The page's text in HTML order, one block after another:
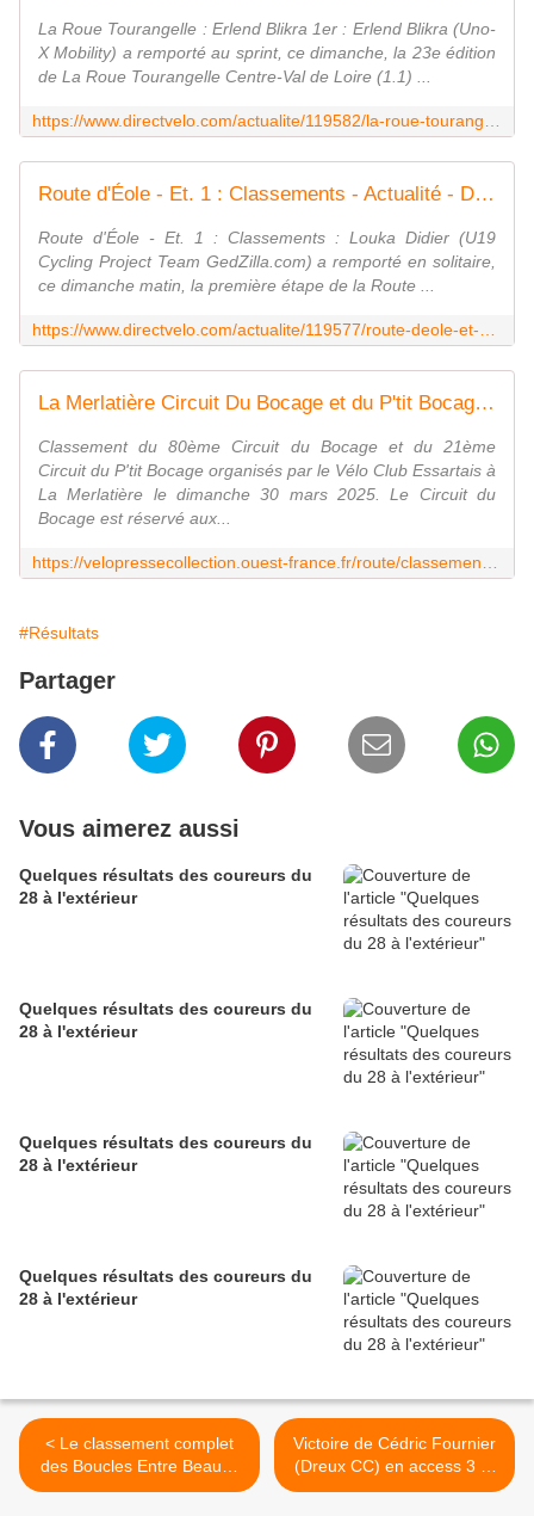
La Roue Tourangelle : Erlend Blikra 1er : Erlend Blikra (Uno-
X Mobility) a remporté au sprint, ce dimanche, la 23e édition
de La Roue Tourangelle Centre-Val de Loire (1.1) ...
Route d'Éole - Et. 1 : Classements - Actualité - DirectVelo
Route d'Éole - Et. 1 : Classements : Louka Didier (U19
Cycling Project Team GedZilla.com) a remporté en solitaire,
ce dimanche matin, la première étape de la Route ...
La Merlatière Circuit Du Bocage et du P'tit Bocage 30 mars 2025 classement
Classement du 80ème Circuit du Bocage et du 21ème
Circuit du P'tit Bocage organisés par le Vélo Club Essartais à
La Merlatière le dimanche 30 mars 2025. Le Circuit du
Bocage est réservé aux...
#Résultats
Partager
Vous aimerez aussi
Quelques résultats des coureurs du
28 à l'extérieur
Quelques résultats des coureurs du
28 à l'extérieur
Quelques résultats des coureurs du
28 à l'extérieur
Quelques résultats des coureurs du
28 à l'extérieur
< Le classement complet
des Boucles Entre Beauce
et Perche en élites et open
Victoire de Cédric Fournier
(Dreux CC) en access 3 et
4 à St Germain Le Gaillard